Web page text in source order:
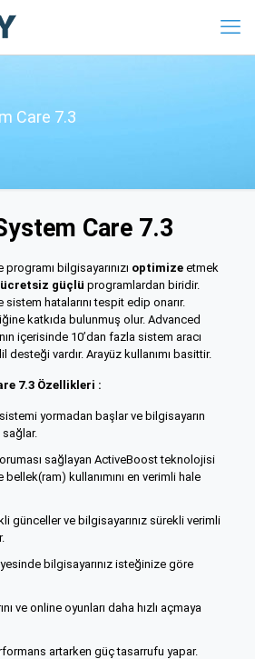
Care 7.3
Care 7.3
bilgisayarınızı optimizeetmek
ücretsiz güçlü programlardan biridir.
hatalarını tespit edip onarır.
katkıda bulunmuş olur. Advanced
içerisinde 10’dan fazla sistem aracı
desteği vardır. Arayüz kullanımı basittir.
7.3 Özellikleri :
yormadan başlar ve bilgisayarın
sağlar.
sağlayan ActiveBoost teknolojisi
kullanımını en verimli hale
günceller ve bilgisayarınız sürekli verimli
bilgisayarınız isteğinize göre
ve online oyunları daha hızlı açmaya
artarken güç tasarrufu yapar.